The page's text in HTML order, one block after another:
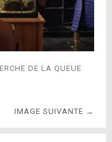
DE LA QUEUE
IMAGE SUIVANTE →